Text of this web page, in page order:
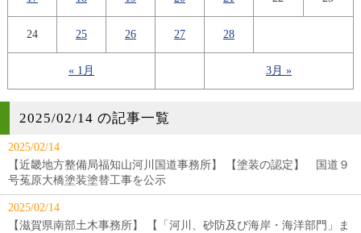
« 1月 3月 »
24 25 26 27 28
2025/02/14 の記事一覧
2025/02/14
【近畿地方整備局福知山河川国道事務所】 【塗装の認定】 国道９
号菟原大橋塗装塗替工事を公示
2025/02/14
【滋賀県南部土木事務所】 【「河川、砂防及び海岸・海洋部門」ま